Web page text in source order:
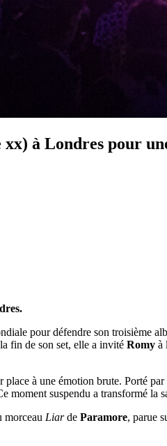
à Londres pour
pour défendre son troisième
fin de son set, elle a invité Romy à
à une émotion brute. Porté
moment suspendu a transformé
morceau Liarde Paramore, parue